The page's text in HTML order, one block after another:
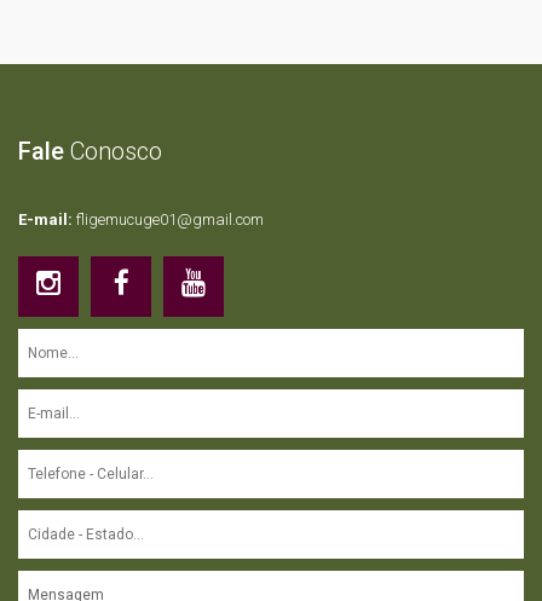
Fale Conosco
E-mail: fligemucuge01@gmail.com